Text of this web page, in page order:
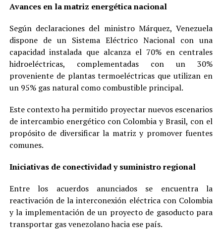
Avances en la matriz energética nacional
Según declaraciones del ministro Márquez, Venezuela
dispone de un Sistema Eléctrico Nacional con una
capacidad instalada que alcanza el 70% en centrales
hidroeléctricas, complementadas con un 30%
proveniente de plantas termoeléctricas que utilizan en
un 95% gas natural como combustible principal.
Este contexto ha permitido proyectar nuevos escenarios
de intercambio energético con Colombia y Brasil, con el
propósito de diversificar la matriz y promover fuentes
comunes.
Iniciativas de conectividad y suministro regional
Entre los acuerdos anunciados se encuentra la
reactivación de la interconexión eléctrica con Colombia
y la implementación de un proyecto de gasoducto para
transportar gas venezolano hacia ese país.